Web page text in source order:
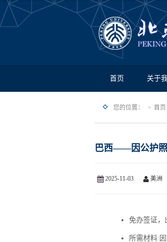
首页 关于
您的位置： 首页
巴西——因公护照
2025-11-03 美洲
免办签证，
所需材料: